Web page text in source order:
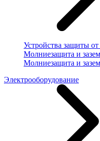
Устройства защиты
Молниезащита и
Молниезащита и
Электрооборудование